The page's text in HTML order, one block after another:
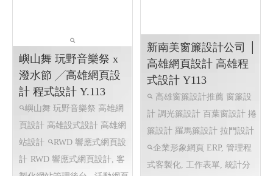
線上德語,德國文化教室,赫
爾德線上德語,赫爾德文教事
業
赫爾德線上德語暨德國
文化教室 網頁設計案例
設計
賽
2025 城市嶼浪 嶼浪市集 全
國首創青年攤車競賽市集
活動網頁設計 機關活動網頁
設計 高雄網網頁設計 活動網
頁設計 機關活動網頁設計 高
雄網網頁設計